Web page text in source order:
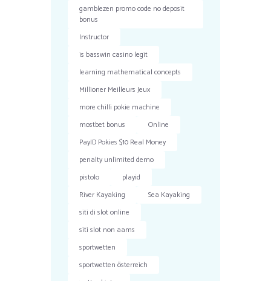
gamblezen promo code no deposit
bonus
Instructor
is basswin casino legit
learning mathematical concepts
Millioner Meilleurs Jeux
more chilli pokie machine
mostbet bonus
Online
PayID Pokies $10 Real Money
penalty unlimited demo
pistolo
playid
River Kayaking
Sea Kayaking
siti di slot online
siti slot non aams
sportwetten
sportwetten österreich